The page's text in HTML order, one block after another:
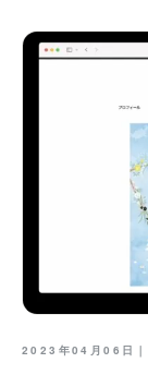
2023年04月06日｜